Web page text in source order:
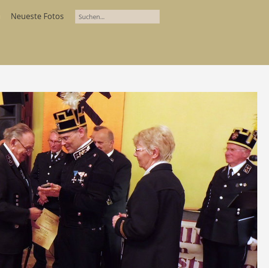
Neueste Fotos